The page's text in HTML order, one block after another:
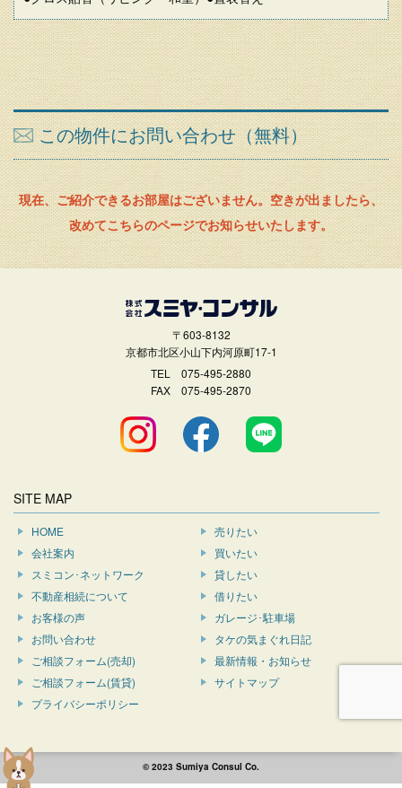
この物件にお問い合わせ（無料）
現在、ご紹介できるお部屋はございません。空きが出ましたら、
改めてこちらのページでお知らせいたします。
〒603-8132
京都市北区小山下内河原町17-1
TEL 075-495-2880
FAX 075-495-2870
SITE MAP
HOME
会社案内
スミコン･ネットワーク
不動産相続について
お客様の声
売りたい
買いたい
貸したい
借りたい
ガレージ･駐車場
お問い合わせ
ご相談フォーム(売却)
ご相談フォーム(賃貸)
プライバシーポリシー
タケの気まぐれ日記
最新情報・お知らせ
サイトマップ
© 2023 Sumiya Consul Co.